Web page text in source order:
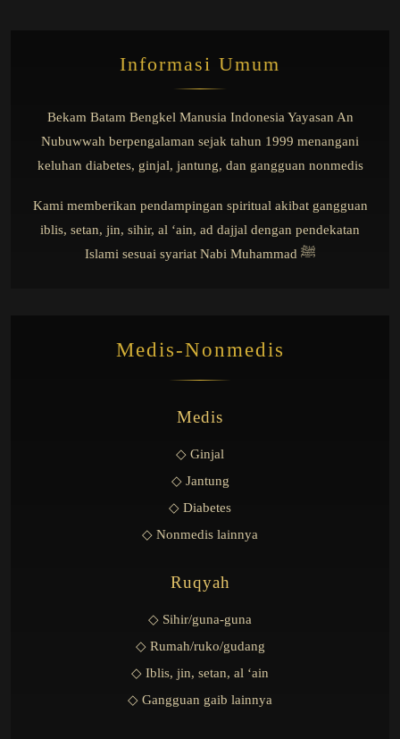
Informasi Umum
Bekam Batam Bengkel Manusia Indonesia Yayasan An
Nubuwwah berpengalaman sejak tahun 1999 menangani
keluhan diabetes, ginjal, jantung, dan gangguan nonmedis
Kami memberikan pendampingan spiritual akibat gangguan
iblis, setan, jin, sihir, al ‘ain, ad dajjal dengan pendekatan
Islami sesuai syariat Nabi Muhammad ﷺ
Medis-Nonmedis
Medis
◇ Ginjal
◇ Jantung
◇ Diabetes
◇ Nonmedis lainnya
Ruqyah
◇ Sihir/guna-guna
◇ Rumah/ruko/gudang
◇ Iblis, jin, setan, al ‘ain
◇ Gangguan gaib lainnya